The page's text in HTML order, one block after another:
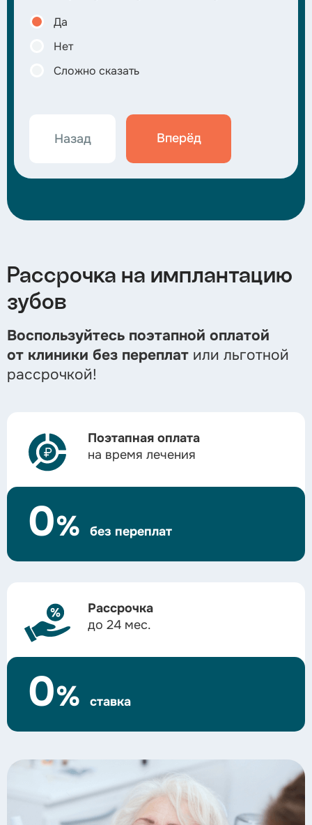
Да
Нет
Сложно сказать
Назад Вперёд
Рассрочка на имплантацию
зубов
Воспользуйтесь поэтапной оплатой
от клиники без переплат или льготной
рассрочкой!
Поэтапная оплата
на время лечения
0% без переплат
Рассрочка
до 24 мес.
0% ставка